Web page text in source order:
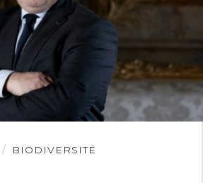
BIODIVERSITÉ